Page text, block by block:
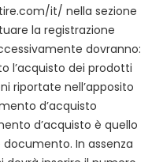
it/ nella sezione
la registrazione
dovranno:
l’acquisto dei prodotti
riportate nell’apposito
d’acquisto
d’acquisto è quello
In assenza